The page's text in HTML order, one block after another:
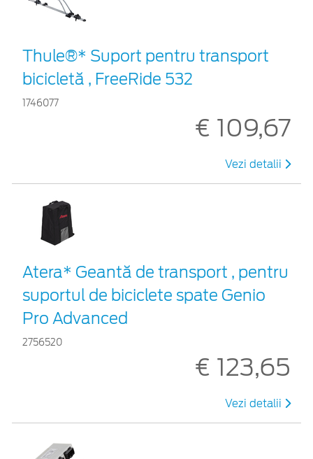
Thule®* Suport pentru transport
bicicletă , FreeRide 532
1746077
€ 109,67
Vezi detalii
Atera* Geantă de transport , pentru
suportul de biciclete spate Genio
Pro Advanced
2756520
€ 123,65
Vezi detalii